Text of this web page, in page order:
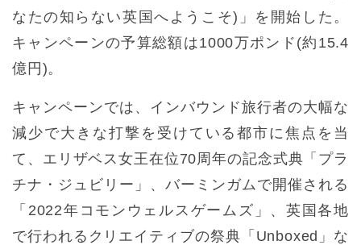
なたの知らない英国へようこそ)」を開始した。
キャンペーンの予算総額は1000万ポンド(約15.4
億円)。
キャンペーンでは、インバウンド旅行者の大幅な
減少で大きな打撃を受けている都市に焦点を当
て、エリザベス女王在位70周年の記念式典「プラ
チナ・ジュビリー」、バーミンガムで開催される
「2022年コモンウェルスゲームズ」、英国各地
で行われるクリエイティブの祭典「Unboxed」な